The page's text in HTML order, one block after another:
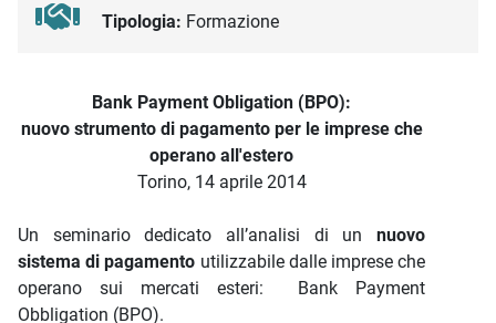
Tipologia: Formazione
Descrizione iniziativa
Bank Payment Obligation (BPO):
nuovo strumento di pagamento per le imprese che
operano all'estero
Torino, 14 aprile 2014
Un seminario dedicato all’analisi di un nuovo
sistema di pagamento utilizzabile dalle imprese che
operano sui mercati esteri: Bank Payment
Obbligation (BPO).